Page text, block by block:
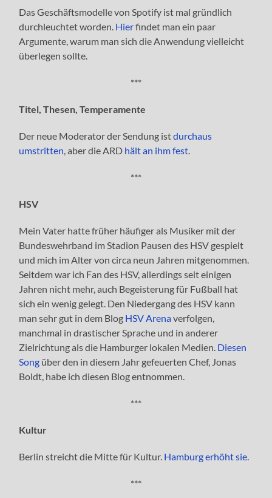
Das Geschäftsmodelle von Spotify ist mal gründlich
durchleuchtet worden. Hierfindet man ein paar
Argumente, warum man sich die Anwendung vielleicht
überlegen sollte.
***
Titel, Thesen, Temperamente
Der neue Moderator der Sendung istdurchaus
umstritten , aber die ARD hält an ihm fest
***
HSV
Mein Vater hatte früher häufiger als Musiker mit der
Bundeswehrband im Stadion Pausen des HSV gespielt
und mich im Alter von circa neun Jahren mitgenommen.
Seitdem war ich Fan des HSV, allerdings seit einigen
Jahren nicht mehr, auch Begeisterung für Fußball hat
sich ein wenig gelegt. Den Niedergang des HSV kann
man sehr gut in dem Blog HSV Arenaverfolgen,
manchmal in drastischer Sprache und in anderer
Zielrichtung als die Hamburger lokalen Medien. Diesen
Song über den in diesem Jahr gefeuerten Chef, Jonas
Boldt, habe ich diesen Blog entnommen.
***
Kultur
Berlin streicht die Mitte für Kultur. Hamburg erhöht sie
***